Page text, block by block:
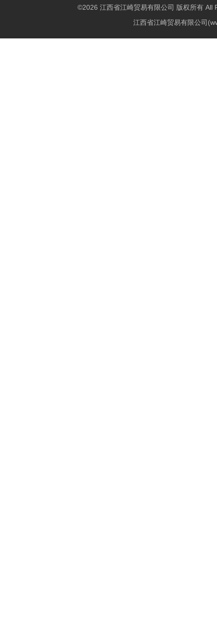
©2026 江西省江崎贸易有限公司 版权所有 All
江西省江崎贸易有限公司